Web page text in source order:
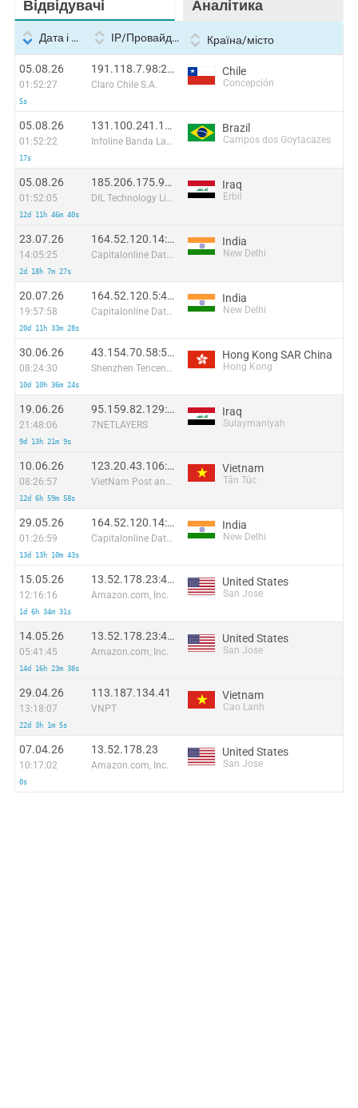
Відвідувачі Аналітика
Дата і час IP/Провайдер Країна/місто
05.08.26
01:52:27
5s
191.118.7.98:21900
Claro Chile S.A.
Chile
Concepción
05.08.26
01:52:22
17s
131.100.241.134:47762
Infoline Banda Larga
Brazil
Campos dos Goytacazes
05.08.26
01:52:05
12d 11h 46m 40s
185.206.175.97:44310
DIL Technology Limited
Iraq
Erbil
23.07.26
14:05:25
2d 18h 7m 27s
164.52.120.14:26334
Capitalonline Data Service (HK) Co
India
New Delhi
20.07.26
19:57:58
20d 11h 33m 28s
164.52.120.5:4506
Capitalonline Data Service (HK) Co
India
New Delhi
30.06.26
08:24:30
10d 10h 36m 24s
43.154.70.58:51919
Shenzhen Tencent Computer Systems Company Limited
Hong Kong SAR China
Hong Kong
19.06.26
21:48:06
9d 13h 21m 9s
95.159.82.129:6199
7NETLAYERS
Iraq
Sulaymaniyah
10.06.26
08:26:57
12d 6h 59m 58s
123.20.43.106:51046
VietNam Post and Telecom Corporation
Vietnam
Tân Túc
29.05.26
01:26:59
13d 13h 10m 43s
164.52.120.14:28448
Capitalonline Data Service (HK) Co
India
New Delhi
15.05.26
12:16:16
1d 6h 34m 31s
13.52.178.23:45478
Amazon.com, Inc.
United States
San Jose
14.05.26
05:41:45
14d 16h 23m 38s
13.52.178.23:43280
Amazon.com, Inc.
United States
San Jose
29.04.26
13:18:07
22d 3h 1m 5s
113.187.134.41
VNPT
Vietnam
Cao Lanh
07.04.26
10:17:02
0s
13.52.178.23
Amazon.com, Inc.
United States
San Jose